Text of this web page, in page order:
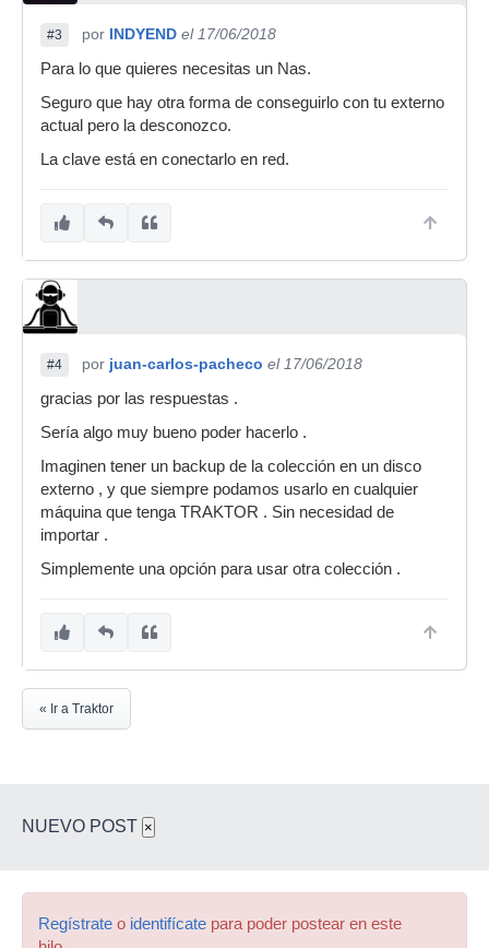
#3 por INDYEND el 17/06/2018
Para lo que quieres necesitas un Nas.
Seguro que hay otra forma de conseguirlo con tu externo
actual pero la desconozco.
La clave está en conectarlo en red.
#4 por juan-carlos-pacheco el 17/06/2018
gracias por las respuestas .
Sería algo muy bueno poder hacerlo .
Imaginen tener un backup de la colección en un disco
externo , y que siempre podamos usarlo en cualquier
máquina que tenga TRAKTOR . Sin necesidad de
importar .
Simplemente una opción para usar otra colección .
« Ir a Traktor
NUEVO POST ×
Regístrate o identifícate para poder postear en este